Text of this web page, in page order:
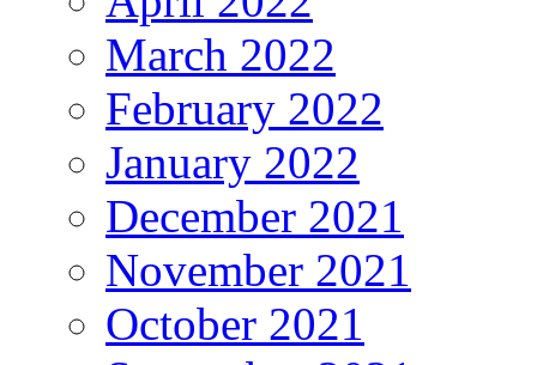
March 2022
February 2022
January 2022
December 2021
November 2021
October 2021